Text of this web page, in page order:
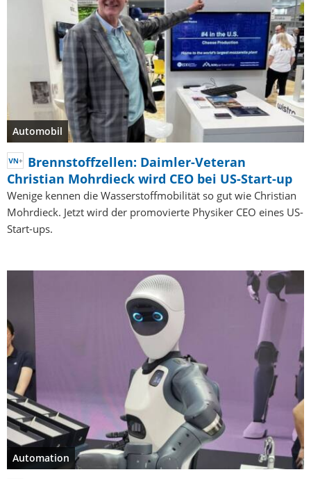
Automobil
Brennstoffzellen: Daimler-Veteran
Christian Mohrdieck wird CEO bei US-Start-up
Wenige kennen die Wasserstoffmobilität so gut wie Christian
Mohrdieck. Jetzt wird der promovierte Physiker CEO eines US-
Start-ups.
Automation